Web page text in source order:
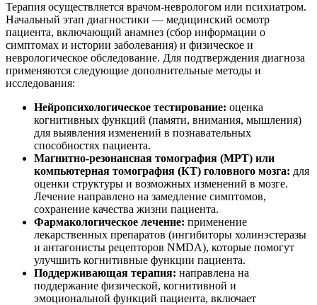
Терапия осуществляется врачом-неврологом или психиатром.
Начальный этап диагностики — медицинский осмотр
пациента, включающий анамнез (сбор информации о
симптомах и истории заболевания) и физическое и
неврологическое обследование. Для подтверждения диагноза
применяются следующие дополнительные методы и
исследования:
Нейропсихологическое тестирование: оценка
когнитивных функций (памяти, внимания, мышления)
для выявления изменений в познавательных
способностях пациента.
Магнитно-резонансная томография (МРТ) или
компьютерная томография (КТ) головного мозга: для
оценки структуры и возможных изменений в мозге.
Лечение направлено на замедление симптомов,
сохранение качества жизни пациента.
Фармакологическое лечение: применение
лекарственных препаратов (ингибиторы холинэстеразы
и антагонисты рецепторов NMDA), которые помогут
улучшить когнитивные функции пациента.
Поддерживающая терапия: направлена на
поддержание физической, когнитивной и
эмоциональной функций пациента, включает